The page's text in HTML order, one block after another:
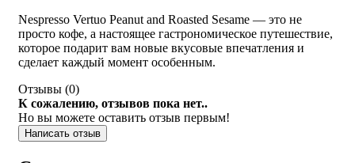
Nespresso Vertuo Peanut and Roasted Sesame — это не
просто кофе, а настоящее гастрономическое путешествие,
которое подарит вам новые вкусовые впечатления и
сделает каждый момент особенным.
Отзывы (0)
К сожалению, отзывов пока нет..
Но вы можете оставить отзыв первым!
Написать отзыв